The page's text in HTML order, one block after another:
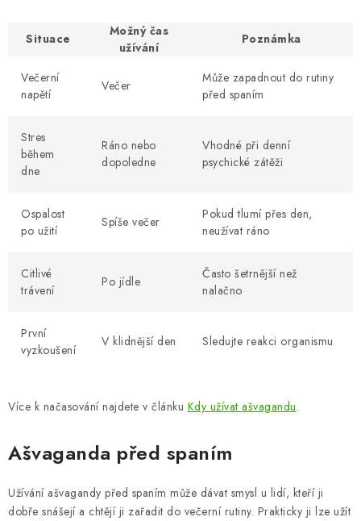
Situace
Možný čas
užívání
Poznámka
Večerní
napětí
Večer
Může zapadnout do rutiny
před spaním
Stres
během
dne
Ráno nebo
dopoledne
Vhodné při denní
psychické zátěži
Ospalost
po užití
Spíše večer
Pokud tlumí přes den,
neužívat ráno
Citlivé
trávení
Po jídle
Často šetrnější než
nalačno
První
vyzkoušení
V klidnější den Sledujte reakci organismu
Více k načasování najdete v článku Kdy užívat ašvagandu.
Ašvaganda před spaním
Užívání ašvagandy před spaním může dávat smysl u lidí, kteří ji
dobře snášejí a chtějí ji zařadit do večerní rutiny. Prakticky ji lze užít